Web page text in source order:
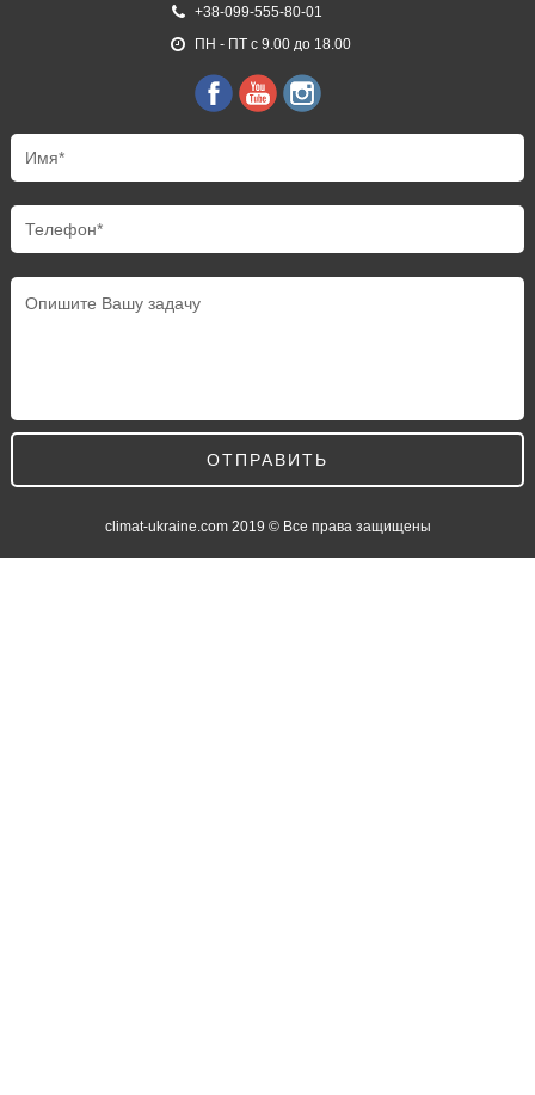
+38-099-555-80-01
ПН - ПТ с 9.00 до 18.00
ОТПРАВИТЬ
climat-ukraine.com2019 © Все права защищены